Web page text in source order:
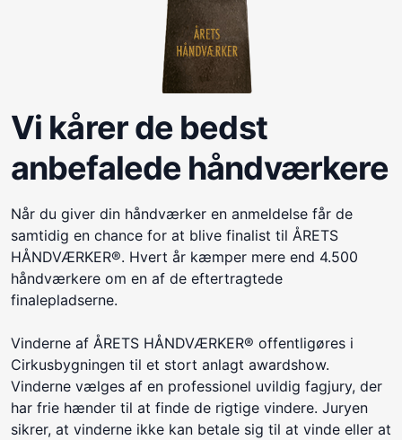
Vi kårer de bedst
anbefalede håndværkere
Når du giver din håndværker en anmeldelse får de
samtidig en chance for at blive finalist til ÅRETS
HÅNDVÆRKER®. Hvert år kæmper mere end 4.500
håndværkere om en af de eftertragtede
finalepladserne.
Vinderne af ÅRETS HÅNDVÆRKER® offentligøres i
Cirkusbygningen til et stort anlagt awardshow.
Vinderne vælges af en professionel uvildig fagjury, der
har frie hænder til at finde de rigtige vindere. Juryen
sikrer, at vinderne ikke kan betale sig til at vinde eller at